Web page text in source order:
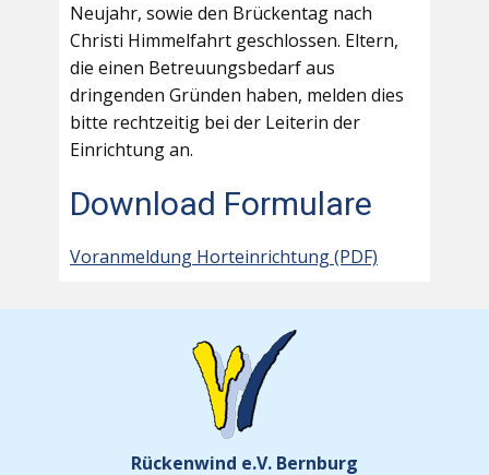
Neujahr, sowie den Brückentag nach
Christi Himmelfahrt geschlossen. Eltern,
die einen Betreuungsbedarf aus
dringenden Gründen haben, melden dies
bitte rechtzeitig bei der Leiterin der
Einrichtung an.
Download Formulare
Voranmeldung Horteinrichtung (PDF)
Rückenwind e.V. Bernburg